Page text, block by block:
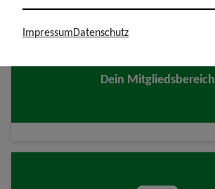
Dein Mitgliedsbereich
ImpressumDatenschutz